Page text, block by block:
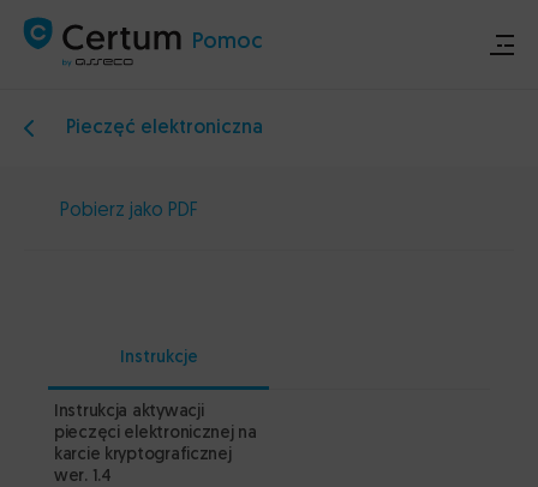
Pomoc
Certum.pl
Sklep
Pieczęć elektroniczna
Pobierz jako PDF
Instrukcje
Instrukcja aktywacji
pieczęci elektronicznej na
karcie kryptograficznej
wer. 1.4